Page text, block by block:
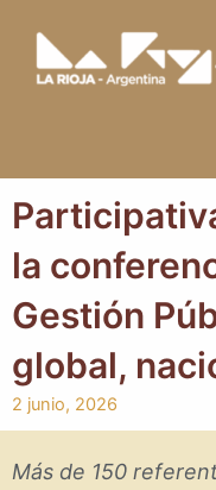
contenido
la
Gestión
global,
2 junio, 2026
Más de 150